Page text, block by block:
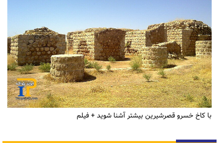
با کاخ خسرو قصرشیرین بیشتر آشنا شوید + فیلم